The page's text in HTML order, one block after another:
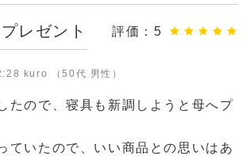
レゼント 評価： 5
kuro （50代 男性）
たので、寝具も新調しようと母へプ
ていたので、いい商品との思いはあ